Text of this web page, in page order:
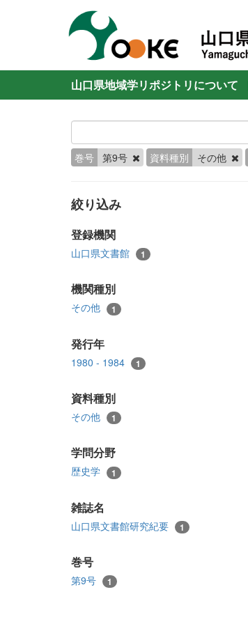
山口県地域学リポジトリについて
巻号 第9号 資料種別 その他
絞り込み
登録機関
山口県文書館 1
機関種別
その他 1
発行年
1980 - 1984 1
資料種別
その他 1
学問分野
歴史学 1
雑誌名
山口県文書館研究紀要 1
巻号
第9号 1